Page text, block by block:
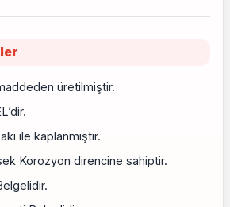
üretilmiştir.
ile kaplanmıştır.
Korozyon direncine sahiptir.